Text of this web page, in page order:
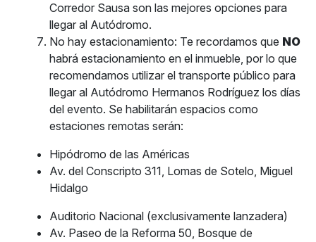
Corredor Sausa son las mejores opciones para
llegar al Autódromo.
No hay estacionamiento: Te recordamos que NO
habrá estacionamiento en el inmueble, por lo que
recomendamos utilizar el transporte público para
llegar al Autódromo Hermanos Rodríguez los días
del evento. Se habilitarán espacios como
estaciones remotas serán:
Hipódromo de las Américas
Av. del Conscripto 311, Lomas de Sotelo, Miguel
Hidalgo
Auditorio Nacional (exclusivamente lanzadera)
Av. Paseo de la Reforma 50, Bosque de